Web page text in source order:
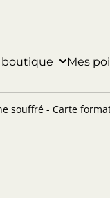
boutique Mes
souffré - Carte